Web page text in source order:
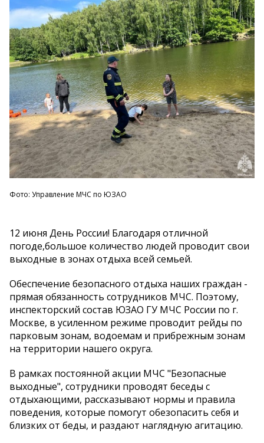
Фото: Управление МЧС по ЮЗАО
12 июня День России! Благодаря отличной
погоде,большое количество людей проводит свои
выходные в зонах отдыха всей семьей.
Обеспечение безопасного отдыха наших граждан -
прямая обязанность сотрудников МЧС. Поэтому,
инспекторский состав ЮЗАО ГУ МЧС России по г.
Москве, в усиленном режиме проводит рейды по
парковым зонам, водоемам и прибрежным зонам
на территории нашего округа.
В рамках постоянной акции МЧС "Безопасные
выходные", сотрудники проводят беседы с
отдыхающими, рассказывают нормы и правила
поведения, которые помогут обезопасить себя и
близких от беды, и раздают наглядную агитацию.